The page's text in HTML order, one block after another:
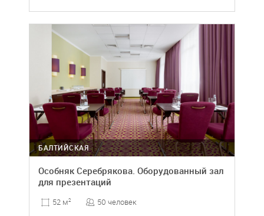
БАЛТИЙСКАЯ
Особняк Серебрякова. Оборудованный зал
для презентаций
52 м2 50 человек